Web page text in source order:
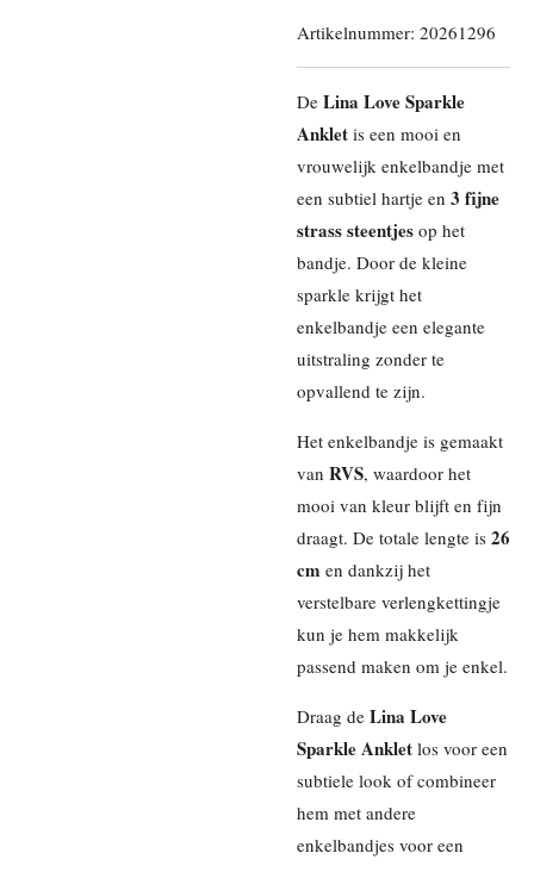
Artikelnummer: 20261296
De Lina Love Sparkle
Anklet is een mooi en
vrouwelijk enkelbandje met
een subtiel hartje en 3 fijne
strass steentjes op het
bandje. Door de kleine
sparkle krijgt het
enkelbandje een elegante
uitstraling zonder te
opvallend te zijn.
Het enkelbandje is gemaakt
van RVS, waardoor het
mooi van kleur blijft en fijn
draagt. De totale lengte is 26
cm en dankzij het
verstelbare verlengkettingje
kun je hem makkelijk
passend maken om je enkel.
Draag de Lina Love
Sparkle Anklet los voor een
subtiele look of combineer
hem met andere
enkelbandjes voor een